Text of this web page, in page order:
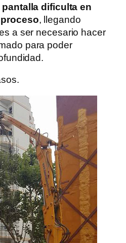
dificulta en
, llegando
a ser necesario hacer
para poder